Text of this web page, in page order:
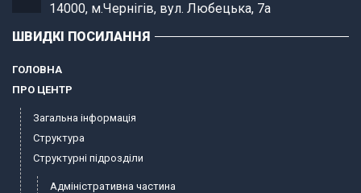
14000, м.Чернігів, вул. Любецька, 7а
ШВИДКІ ПОСИЛАННЯ
ГОЛОВНА
ПРО ЦЕНТР
Загальна інформація
Структура
Структурні підрозділи
Адміністративна частина